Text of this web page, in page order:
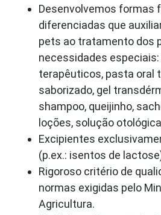
Desenvolvemos formas
diferenciadas que
pets ao tratamento dos
necessidades
terapêuticos, pasta oral
saborizado, gel
shampoo, queijinho,
loções, solução
Excipientes
(p.ex.: isentos de
Rigoroso critério de
normas exigidas pelo
Agricultura.